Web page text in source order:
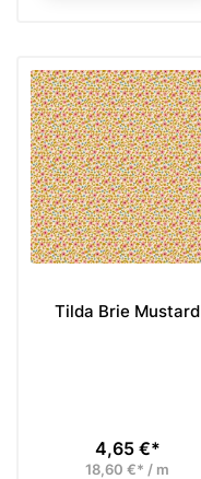
Tilda Brie Mustard
Preis
4,65 €*
18,60 €* / m